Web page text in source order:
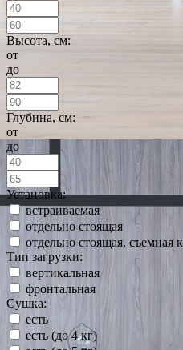
Высота, см:
от
до
Глубина, см:
от
до
Установка:
встраиваемая
отдельно стоящая
отдельно стоящая, съемная
Тип загрузки:
вертикальная
фронтальная
Сушка:
есть
есть (до 4 кг)